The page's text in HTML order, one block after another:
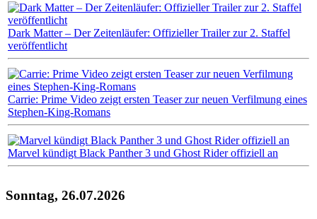
Dark Matter – Der Zeitenläufer: Offizieller Trailer zur 2. Staffel
veröffentlicht
Carrie: Prime Video zeigt ersten Teaser zur neuen Verfilmung eines
Stephen-King-Romans
Marvel kündigt Black Panther 3 und Ghost Rider offiziell an
Sonntag, 26.07.2026